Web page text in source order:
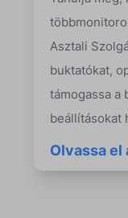
Asztali
buktatókat,
támogassa a
beállításokat
Olvassa